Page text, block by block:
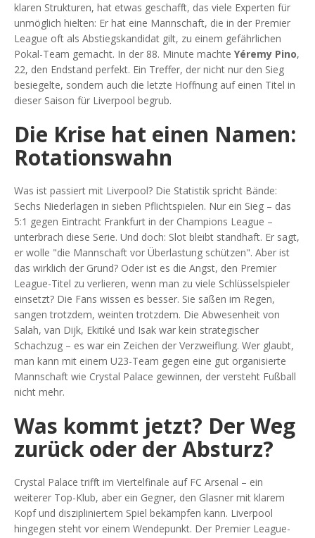
klaren Strukturen, hat etwas geschafft, das viele Experten für
unmöglich hielten: Er hat eine Mannschaft, die in der Premier
League oft als Abstiegskandidat gilt, zu einem gefährlichen
Pokal-Team gemacht. In der 88. Minute machte Yéremy Pino,
22, den Endstand perfekt. Ein Treffer, der nicht nur den Sieg
besiegelte, sondern auch die letzte Hoffnung auf einen Titel in
dieser Saison für Liverpool begrub.
Die Krise hat einen Namen:
Rotationswahn
Was ist passiert mit Liverpool? Die Statistik spricht Bände:
Sechs Niederlagen in sieben Pflichtspielen. Nur ein Sieg – das
5:1 gegen Eintracht Frankfurt in der Champions League –
unterbrach diese Serie. Und doch: Slot bleibt standhaft. Er sagt,
er wolle "die Mannschaft vor Überlastung schützen". Aber ist
das wirklich der Grund? Oder ist es die Angst, den Premier
League-Titel zu verlieren, wenn man zu viele Schlüsselspieler
einsetzt? Die Fans wissen es besser. Sie saßen im Regen,
sangen trotzdem, weinten trotzdem. Die Abwesenheit von
Salah, van Dijk, Ekitiké und Isak war kein strategischer
Schachzug – es war ein Zeichen der Verzweiflung. Wer glaubt,
man kann mit einem U23-Team gegen eine gut organisierte
Mannschaft wie Crystal Palace gewinnen, der versteht Fußball
nicht mehr.
Was kommt jetzt? Der Weg
zurück oder der Absturz?
Crystal Palace trifft im Viertelfinale auf FC Arsenal – ein
weiterer Top-Klub, aber ein Gegner, den Glasner mit klarem
Kopf und diszipliniertem Spiel bekämpfen kann. Liverpool
hingegen steht vor einem Wendepunkt. Der Premier League-